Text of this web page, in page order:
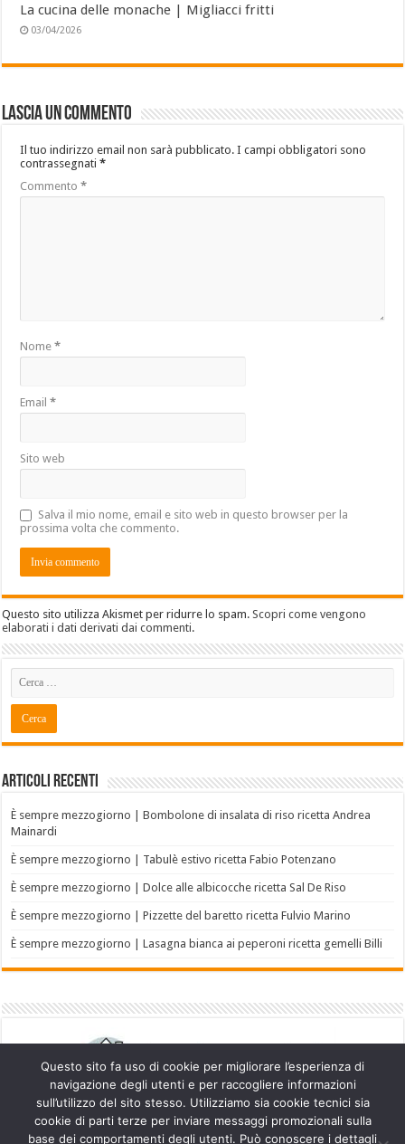
La cucina delle monache | Migliacci fritti
03/04/2026
Lascia un commento
Il tuo indirizzo email non sarà pubblicato. I campi obbligatori sono
contrassegnati*
Commento*
Nome*
Email*
Sito web
Salva il mio nome, email e sito web in questo browser per la
prossima volta che commento.
Questo sito utilizza Akismet per ridurre lo spam.Scopri come vengono
elaborati i dati derivati dai commenti.
Articoli recenti
È sempre mezzogiorno | Bombolone di insalata di riso ricetta Andrea
Mainardi
È sempre mezzogiorno | Tabulè estivo ricetta Fabio Potenzano
È sempre mezzogiorno | Dolce alle albicocche ricetta Sal De Riso
È sempre mezzogiorno | Pizzette del baretto ricetta Fulvio Marino
È sempre mezzogiorno | Lasagna bianca ai peperoni ricetta gemelli Billi
Questo sito fa uso di cookie per migliorare l’esperienza di
navigazione degli utenti e per raccogliere informazioni
sull’utilizzo del sito stesso. Utilizziamo sia cookie tecnici sia
cookie di parti terze per inviare messaggi promozionali sulla
base dei comportamenti degli utenti. Può conoscere i dettagli